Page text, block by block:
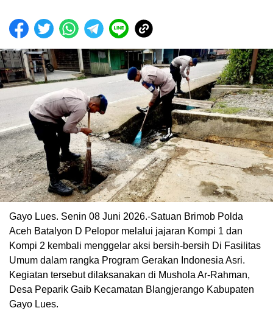
Gayo Lues. Senin 08 Juni 2026.-Satuan Brimob Polda
Aceh Batalyon D Pelopor melalui jajaran Kompi 1 dan
Kompi 2 kembali menggelar aksi bersih-bersih Di Fasilitas
Umum dalam rangka Program Gerakan Indonesia Asri.
Kegiatan tersebut dilaksanakan di Mushola Ar-Rahman,
Desa Peparik Gaib Kecamatan Blangjerango Kabupaten
Gayo Lues.